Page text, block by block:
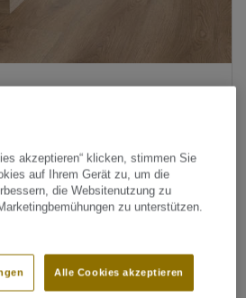
akzeptieren“ klicken, stimmen Sie
auf Ihrem Gerät zu, um die
die Websitenutzung zu
zu unterstützen.
Alle Cookies akzeptieren